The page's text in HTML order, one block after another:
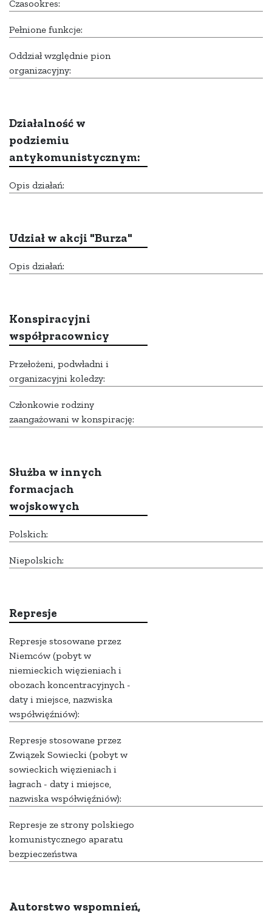
Czasookres:
Pełnione funkcje:
Oddział względnie pion
organizacyjny:
Działalność w
podziemiu
antykomunistycznym:
Opis działań:
Udział w akcji "Burza"
Opis działań:
Konspiracyjni
współpracownicy
Przełożeni, podwładni i
organizacyjni koledzy:
Członkowie rodziny
zaangażowani w konspirację:
Służba w innych
formacjach
wojskowych
Polskich:
Niepolskich:
Represje
Represje stosowane przez
Niemców (pobyt w
niemieckich więzieniach i
obozach koncentracyjnych -
daty i miejsce, nazwiska
współwięźniów):
Represje stosowane przez
Związek Sowiecki (pobyt w
sowieckich więzieniach i
łagrach - daty i miejsce,
nazwiska współwięźniów):
Represje ze strony polskiego
komunistycznego aparatu
bezpieczeństwa
Autorstwo wspomnień,